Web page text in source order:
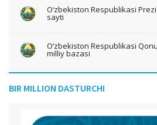
O‘zbekiston Respublikasi
sayti
O‘zbekiston Respublikasi
milliy bazasi
BIR MILLION DASTURCHI